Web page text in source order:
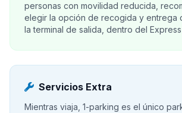
personas con movilidad reducida,
elegir la opción de recogida y entrega
la terminal de salida, dentro del
Servicios Extra
Mientras viaja, 1-parking es el único